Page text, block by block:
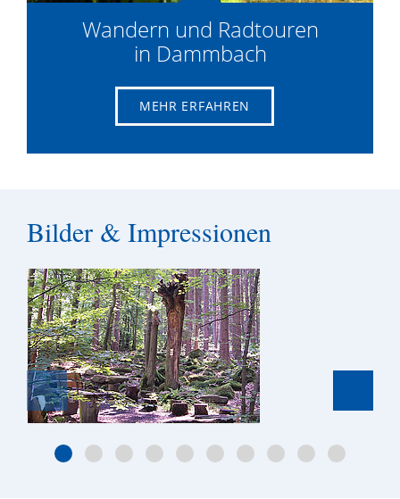
Wandern und Radtouren
in Dammbach
MEHR ERFAHREN
Bilder & Impressionen